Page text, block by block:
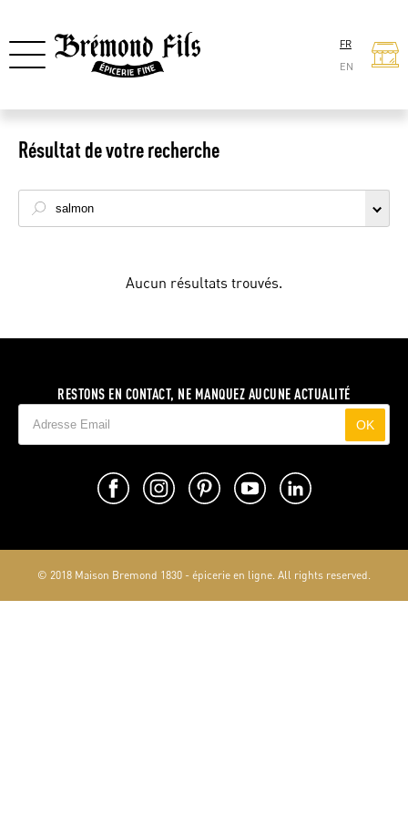
FR
EN
Résultat de votre recherche
Aucun résultats trouvés.
RESTONS EN CONTACT, NE MANQUEZ AUCUNE ACTUALITÉ
OK
© 2018 Maison Bremond 1830 - épicerie en ligne. All rights reserved.